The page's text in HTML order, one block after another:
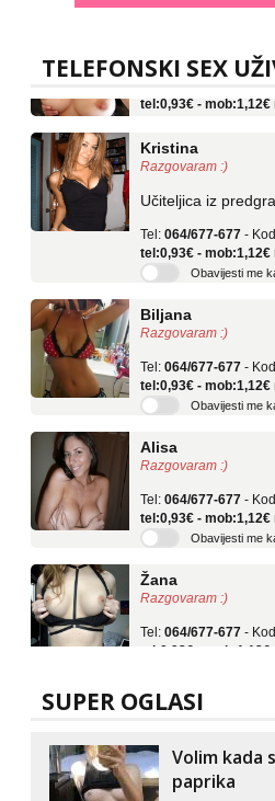
TELEFONSKI SEX
Liliana
Tel:064/677-677 -
Razgovaram :)
064/677-677
-
tel:0,93€ - mob:1,12€
Obavijesti me
Razgovaram :)
tel:0,93€ - mob:1,12€
Obavijesti me
Razgovaram :)
tel:0,93€ - mob:1,12€
Obavijesti me
Razgovaram :)
tel:0,93€ - mob:1,12€
Obavijesti me
Lili
Razgovaram :)
Tel:
tel:0,93€ - mob:1,12€
Obavijesti me
SUPER OGLASI
Volim kada
paprika